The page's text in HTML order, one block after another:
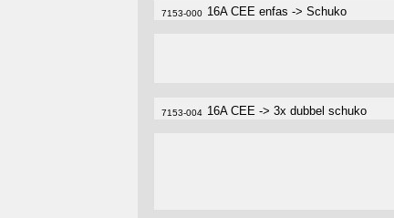
7153-000 16A CEE enfas -> Schuko
7153-004 16A CEE -> 3x dubbel schuko